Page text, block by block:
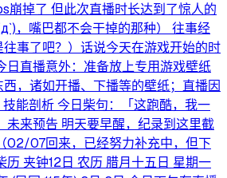
崩掉了 但此次直播时长达到了惊人的
，嘴巴都不会干掉的那种） 往事经
事了吧？）话说今天在游戏开始的时
日直播意外：准备放上专用游戏壁纸
，诸如开播、下播等的壁纸；直播因
能剖析 今日柴句：「这跑酷，我一
未来预告 明天要早醒，纪录到这里截
02/07回来，已经努力补充中，但下
历 夹钟12日 农历 腊月十五日 星期一